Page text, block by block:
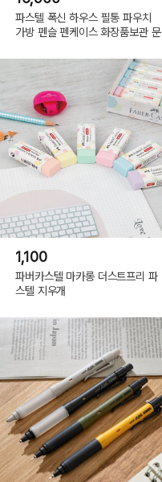
파스텔 폭신 하우스 필통 파우치
가방 펜슬 펜케이스 화장품보관 문
1,100
파버카스텔 마카롱 더스트프리 파
스텔 지우개